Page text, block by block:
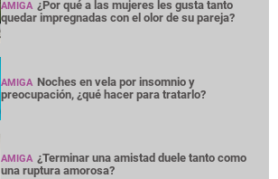
AMIGA ¿Por qué a las mujeres les gusta tanto
quedar impregnadas con el olor de su pareja?
AMIGA Noches en vela por insomnio y
preocupación, ¿qué hacer para tratarlo?
AMIGA ¿Terminar una amistad duele tanto como
una ruptura amorosa?